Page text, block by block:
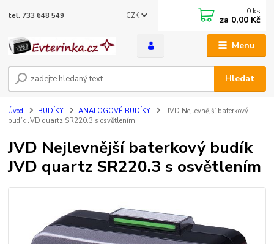
Menu
CZK
Hledat
tel. 733 648 549 0 ks
za 0,00 Kč
Úvod BUDÍKY ANALOGOVÉ BUDÍKY
JVD Nejlevnější baterkový
budík JVD quartz SR220.3 s osvětlením
JVD Nejlevnější baterkový budík
JVD quartz SR220.3 s osvětlením